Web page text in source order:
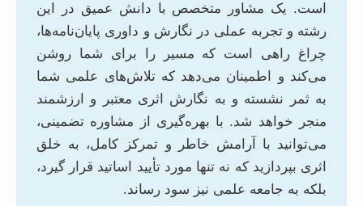
است. یک مشاور متخصص با دانش عمیق در این
رشته و تجربه عملی در نگارش و داوری پایان‌نامه‌ها،
چراغ راهی است که مسیر را برای شما روشن
می‌کند و اطمینان می‌دهد که تلاش‌های علمی شما
به ثمر نشسته و به نگارش اثری معتبر و ارزشمند
منجر خواهد شد. با بهره‌گیری از مشاوره تضمینی،
می‌توانید با آرامش خاطر و تمرکز کامل، به خلق
اثری بپردازید که نه تنها مورد تأیید اساتید قرار گیرد،
بلکه به جامعه علمی نیز سود رساند.